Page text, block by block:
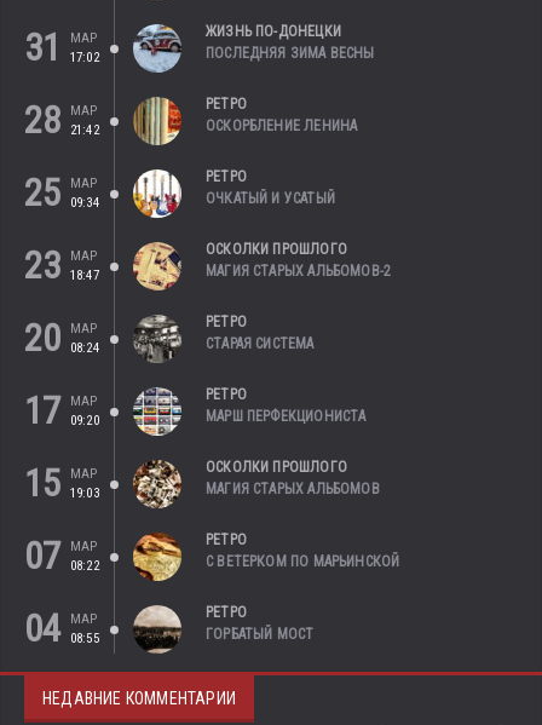
31
МАР
17:02
ЖИЗНЬ ПО-ДОНЕЦКИ
ПОСЛЕДНЯЯ ЗИМА ВЕСНЫ
28
МАР
21:42
РЕТРО
ОСКОРБЛЕНИЕ ЛЕНИНА
25
МАР
09:34
РЕТРО
ОЧКАТЫЙ И УСАТЫЙ
23
МАР
18:47
ОСКОЛКИ ПРОШЛОГО
МАГИЯ СТАРЫХ АЛЬБОМОВ-2
20
МАР
08:24
РЕТРО
СТАРАЯ СИСТЕМА
17
МАР
09:20
РЕТРО
МАРШ ПЕРФЕКЦИОНИСТА
15
МАР
19:03
ОСКОЛКИ ПРОШЛОГО
МАГИЯ СТАРЫХ АЛЬБОМОВ
07
МАР
08:22
РЕТРО
С ВЕТЕРКОМ ПО МАРЬИНСКОЙ
04
МАР
08:55
РЕТРО
ГОРБАТЫЙ МОСТ
НЕДАВНИЕ КОММЕНТАРИИ